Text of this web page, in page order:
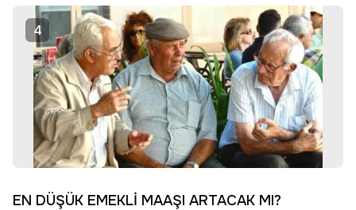
4
EN DÜŞÜK EMEKLİ MAAŞI ARTACAK MI?